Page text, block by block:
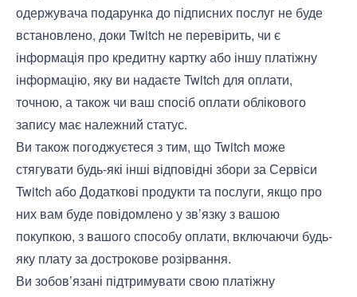
одержувача подарунка до підписних послуг не буде
встановлено, доки Twitch не перевірить, чи є
інформація про кредитну картку або іншу платіжну
інформацію, яку ви надаєте Twitch для оплати,
точною, а також чи ваш спосіб оплати облікового
запису має належний статус.
Ви також погоджуєтеся з тим, що Twitch може
стягувати будь-які інші відповідні збори за Сервіси
Twitch або Додаткові продукти та послуги, якщо про
них вам буде повідомлено у зв’язку з вашою
покупкою, з вашого способу оплати, включаючи будь-
яку плату за дострокове розірвання.
Ви зобов’язані підтримувати свою платіжну